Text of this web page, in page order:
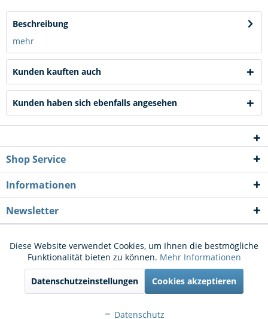
Beschreibung
mehr
Kunden kauften auch
Kunden haben sich ebenfalls angesehen
Shop Service
Informationen
Newsletter
* Alle Preise inkl. gesetzl. Mehrwertsteuer zzgl.Versandkostenund ggf.
Nachnahmegebühren, wenn nicht anders beschrieben
Cookie-Einstellungen
Kontakt
Funktionale Aktiv
Marketing Aktiv
Diese Website verwendet Cookies, um Ihnen die bestmögliche
Funktionalität bieten zu können. Mehr Informationen
Datenschutzeinstellungen Cookies akzeptieren
Datenschutz